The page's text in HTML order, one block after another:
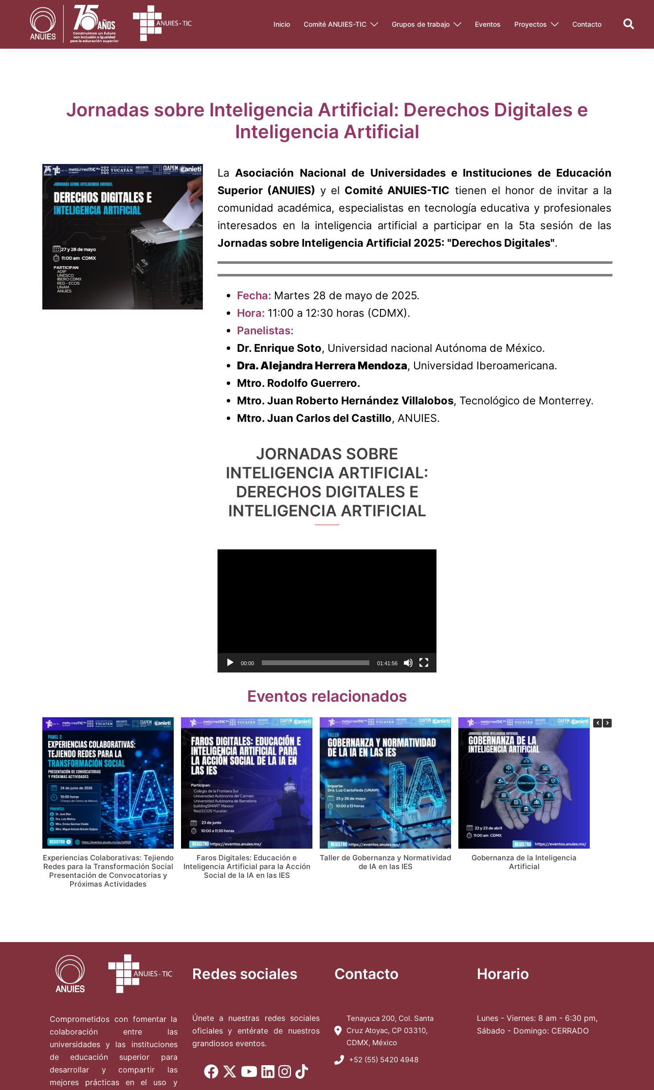
contenido
Inicio Comité ANUIES-TIC Grupos de trabajo Eventos Proyectos Contacto Search
Jornadas sobre Inteligencia Artificial: Derechos Digitales e
Inteligencia Artificial
La Asociación Nacional de Universidades e Instituciones de Educación
Superior (ANUIES) y el Comité ANUIES-TIC tienen el honor de invitar a la
comunidad académica, especialistas en tecnología educativa y profesionales
interesados en la inteligencia artificial a participar en la 5ta sesión de las
Jornadas sobre Inteligencia Artificial 2025: "Derechos Digitales".
Fecha: Martes 28 de mayo de 2025.
Hora: 11:00 a 12:30 horas (CDMX).
Panelistas:
Dr. Enrique Soto, Universidad nacional Autónoma de México.
Dra. Alejandra Herrera Mendoza, Universidad Iberoamericana.
Mtro. Rodolfo Guerrero.
Mtro. Juan Roberto Hernández Villalobos, Tecnológico de Monterrey.
Mtro. Juan Carlos del Castillo, ANUIES.
JORNADAS SOBRE
INTELIGENCIA ARTIFICIAL:
DERECHOS DIGITALES E
INTELIGENCIA ARTIFICIAL
00:00 01:41:56
Eventos relacionados
Experiencias Colaborativas: Tejiendo
Redes para la Transformación Social
Presentación de Convocatorias y
Próximas Actividades
Faros Digitales: Educación e
Inteligencia Artificial para la Acción
Social de la IA en las IES
Taller de Gobernanza y Normatividad
de IA en las IES
Gobernanza de la Inteligencia
Artificial
Comprometidos con fomentar la
colaboración entre las
universidades y las instituciones
de educación superior para
desarrollar y compartir las
mejores prácticas en el uso y
Redes sociales
Únete a nuestras redes sociales
oficiales y entérate de nuestros
grandiosos eventos.
Contacto
Tenayuca 200, Col. Santa
Cruz Atoyac, CP 03310,
CDMX, México
+52 (55) 5420 4948
Horario
Lunes - Viernes: 8 am - 6:30 pm,
Sábado - Domingo: CERRADO